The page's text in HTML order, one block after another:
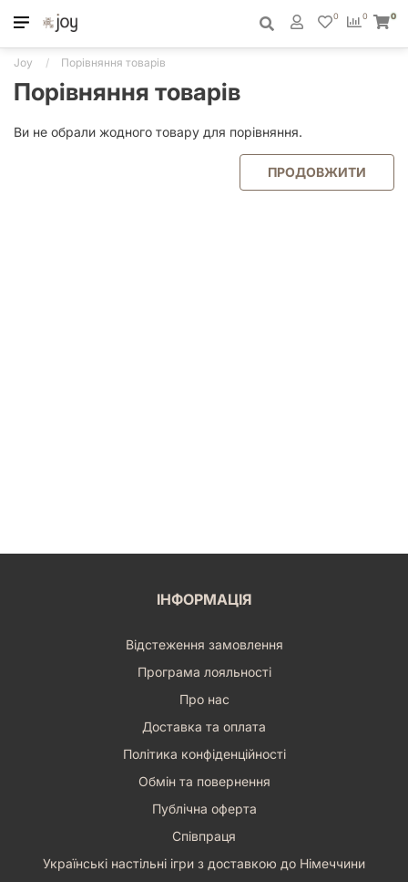
0
0 0
Joy Порівняння товарів
Порівняння товарів
Ви не обрали жодного товару для порівняння.
ПРОДОВЖИТИ
ІНФОРМАЦІЯ
Відстеження замовлення
Програма лояльності
Про нас
Доставка та оплата
Політика конфіденційності
Обмін та повернення
Публічна оферта
Співпраця
Українські настільні ігри з доставкою до Німеччини